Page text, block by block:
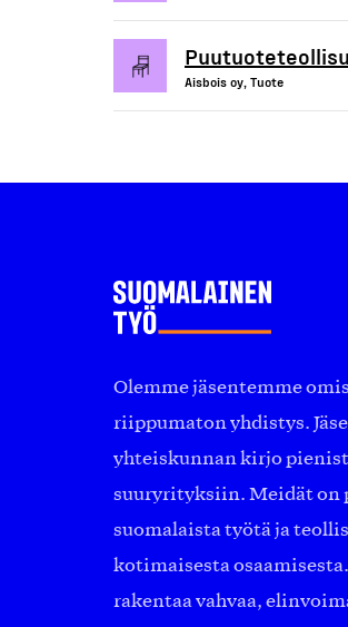
Aisbois oy, Tuote
Olemme jäsentemme
riippumaton yhdistys.
yhteiskunnan kirjo
suuryrityksiin. Meidät on
suomalaista työtä ja
kotimaisesta
rakentaa vahvaa,